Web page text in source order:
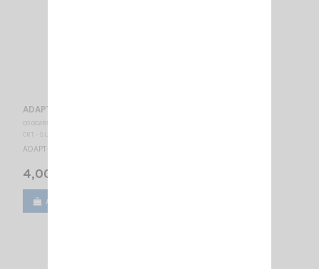
ADAPT- FME-M/SMA -F
CO 002856
CRT - SUPERSTAR
ADAPT- FME-M/SMA -F
4,00 €
Ajouter au panier